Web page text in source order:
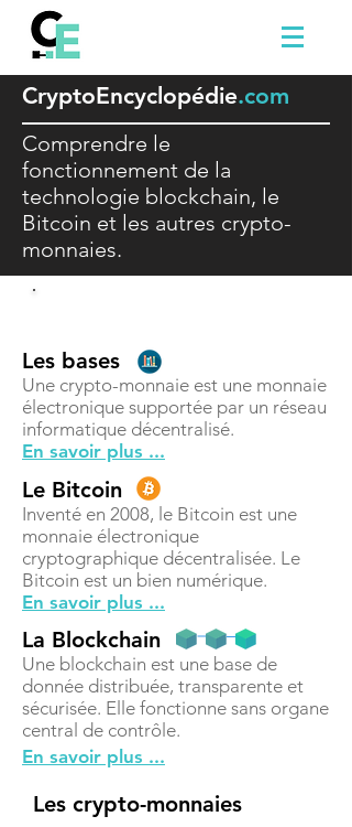
CryptoEncyclopédie.com
Comprendre le
fonctionnement de la
technologie blockchain, le
Bitcoin et les autres crypto-
monnaies.
Les bases
Une crypto-monnaie est une monnaie
électronique supportée par un réseau
informatique décentralisé.
En savoir plus ...
Le Bitcoin
Inventé en 2008, le Bitcoin est une
monnaie électronique
cryptographique décentralisée. Le
Bitcoin est un bien numérique.
En savoir plus ...
La Blockchain
Une blockchain est une base de
donnée distribuée, transparente et
sécurisée. Elle fonctionne sans organe
central de contrôle.
En savoir plus ...
Les crypto-monnaies